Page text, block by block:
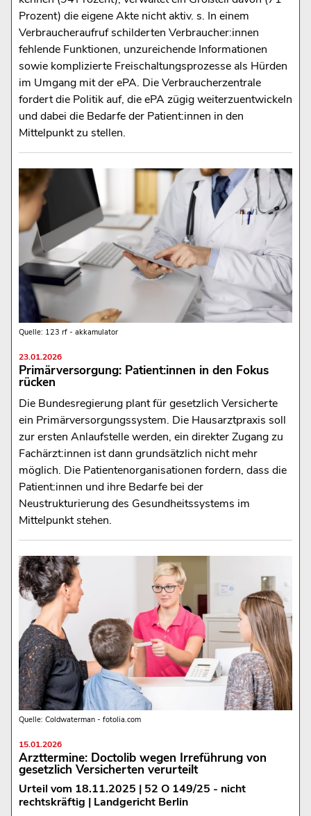
Prozent) die eigene Akte nicht aktiv. s. In einem
Verbraucheraufruf schilderten Verbraucher:innen
fehlende Funktionen, unzureichende Informationen
sowie komplizierte Freischaltungsprozesse als Hürden
im Umgang mit der ePA. Die Verbraucherzentrale
fordert die Politik auf, die ePA zügig weiterzuentwickeln
und dabei die Bedarfe der Patient:innen in den
Mittelpunkt zu stellen.
Quelle: 123 rf - akkamulator
23.01.2026
Primärversorgung: Patient:innen in den Fokus
rücken
Die Bundesregierung plant für gesetzlich Versicherte
ein Primärversorgungssystem. Die Hausarztpraxis soll
zur ersten Anlaufstelle werden, ein direkter Zugang zu
Fachärzt:innen ist dann grundsätzlich nicht mehr
möglich. Die Patientenorganisationen fordern, dass die
Patient:innen und ihre Bedarfe bei der
Neustrukturierung des Gesundheitssystems im
Mittelpunkt stehen.
Quelle: Coldwaterman - fotolia.com
15.01.2026
Arzttermine: Doctolib wegen Irreführung von
gesetzlich Versicherten verurteilt
Urteil vom 18.11.2025 | 52 O 149/25 - nicht
rechtskräftig | Landgericht Berlin